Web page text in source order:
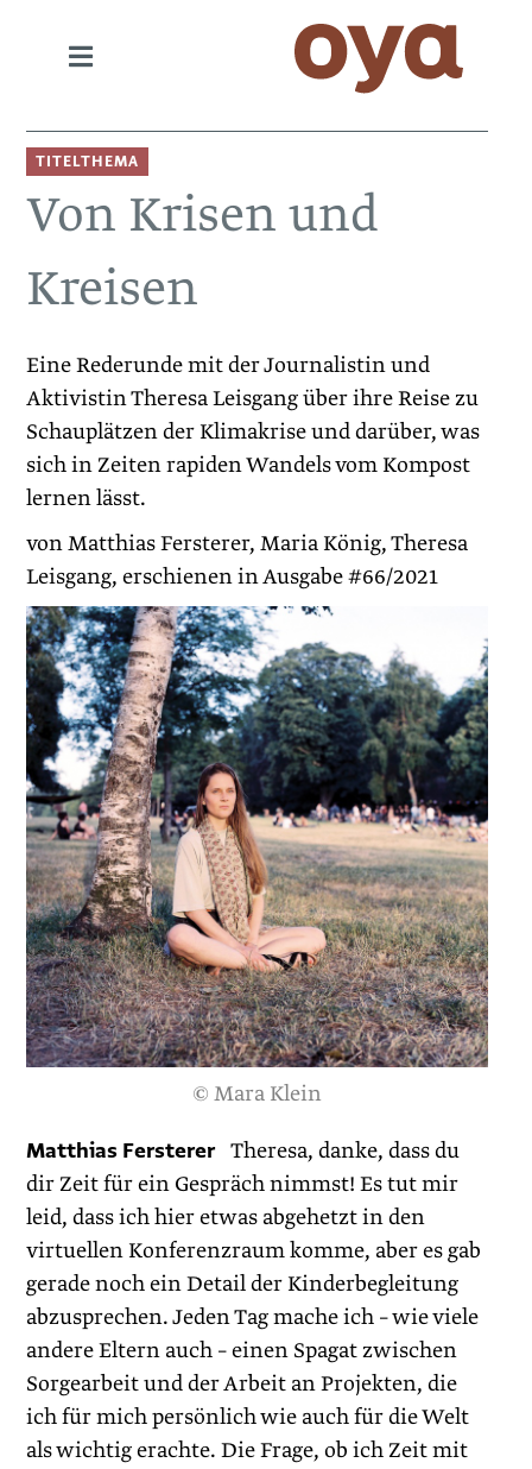
TITELTHEMA
Von Krisen und
Kreisen
Eine Rederunde mit der Journalistin und
Aktivistin Theresa Leisgang über ihre Reise zu
Schauplätzen der Klimakrise und darüber, was
sich in Zeiten rapiden Wandels vom Kompost
lernen lässt.
von Matthias Fersterer, Maria König, Theresa
Leisgang, erschienen in Ausgabe #66/2021
© Mara Klein
Matthias Fersterer Theresa, danke, dass du
dir Zeit für ein Gespräch nimmst! Es tut mir
leid, dass ich hier etwas abgehetzt in den
virtuellen Konferenzraum komme, aber es gab
gerade noch ein Detail der Kinderbegleitung
abzusprechen. Jeden Tag mache ich – wie viele
andere Eltern auch – einen Spagat zwischen
Sorgearbeit und der Arbeit an Projekten, die
ich für mich persönlich wie auch für die Welt
als wichtig erachte. Die Frage, ob ich Zeit mit